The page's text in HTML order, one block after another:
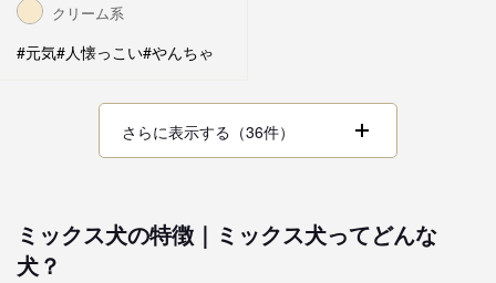
クリーム系
#元気#人懐っこい#やんちゃ
さらに表示する（36件）
ミックス犬の特徴｜ミックス犬ってどんな
犬？